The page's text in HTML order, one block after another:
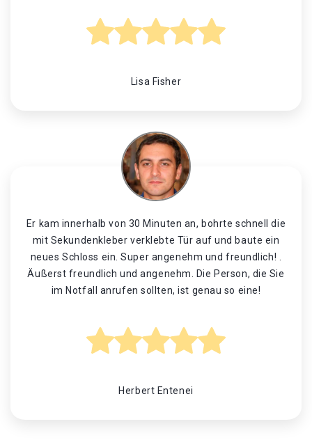
Lisa Fisher
Er kam innerhalb von 30 Minuten an, bohrte schnell die
mit Sekundenkleber verklebte Tür auf und baute ein
neues Schloss ein. Super angenehm und freundlich! .
Äußerst freundlich und angenehm. Die Person, die Sie
im Notfall anrufen sollten, ist genau so eine!
Herbert Entenei